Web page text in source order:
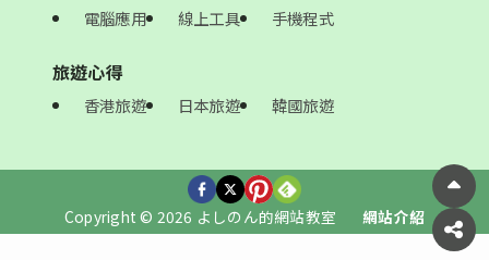
電腦應用 線上工具 手機程式
旅遊心得
香港旅遊 日本旅遊 韓國旅遊
Copyright © 2026 よしのん的網站教室 網站介紹